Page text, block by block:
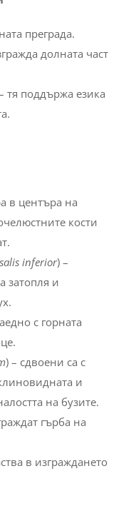
преграда.
долната част
тя поддържа езика
в центъра на
кости
inferior) –
затопля и
с горната
) – сдвоени са с
и
на бузите.
гърба на
в изграждането